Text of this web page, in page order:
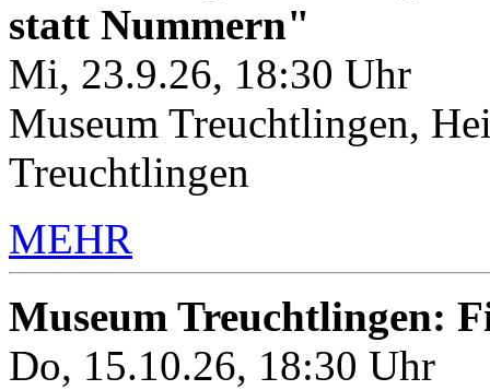
statt Nummern"
Mi, 23.9.26, 18:30 Uhr
Museum Treuchtlingen,
Treuchtlingen
MEHR
Museum Treuchtlingen:
Do, 15.10.26, 18:30 Uhr